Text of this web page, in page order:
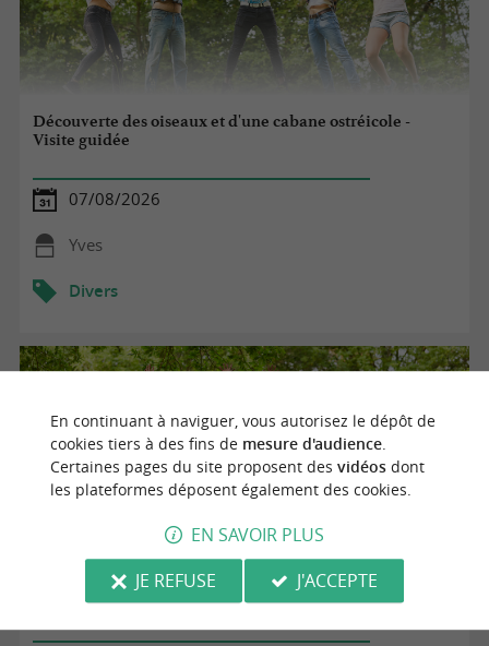
Découverte des oiseaux et d'une cabane ostréicole -
Visite guidée
07/08/2026
Yves
Divers
Visite gourmande à la bergerie
En continuant à naviguer, vous autorisez le dépôt de
cookies tiers à des fins de mesure d'audience.
Certaines pages du site proposent des vidéosdont
les plateformes déposent également des cookies.
EN SAVOIR PLUS
JE REFUSE
J'ACCEPTE